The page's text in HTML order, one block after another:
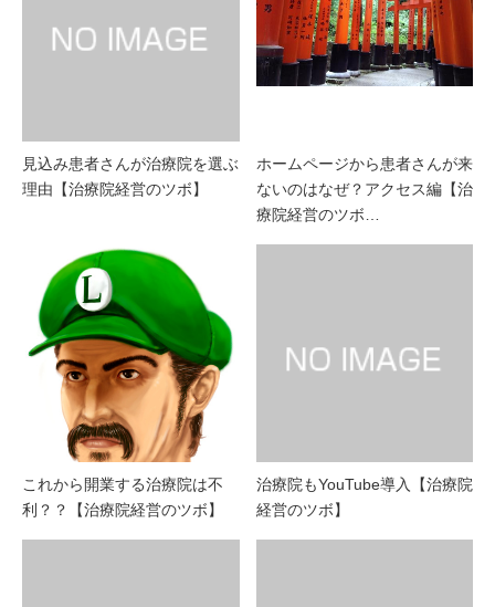
見込み患者さんが治療院を選ぶ
理由【治療院経営のツボ】
ホームページから患者さんが来
ないのはなぜ？アクセス編【治
療院経営のツボ…
これから開業する治療院は不
利？？【治療院経営のツボ】
治療院もYouTube導入【治療院
経営のツボ】